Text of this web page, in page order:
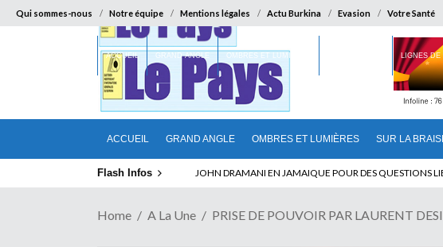
Qui sommes-nous Notre équipe Mentions légales Actu Burkina Evasion Votre Santé
ACCUEIL GRAND ANGLE OMBRES ET LUMIÈRES SUR LA
ACCUEIL GRAND ANGLE OMBRES ET LUMIÈRES LIGNES DE
Flash Infos ABSENCE PROLONGEE DE PAUL BIYA DU CAMEROUN :
Home A La Une PRISE DE POUVOIR PAR LAURENT